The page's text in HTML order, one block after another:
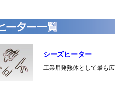
シーズヒーター
工業用発熱体として最も